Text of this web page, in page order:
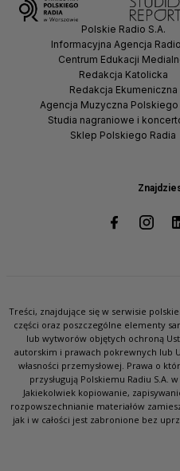
Polskie Radio S.A.
Informacyjna Agencja
Centrum Edukacji
Redakcja Katolicka
Redakcja Ekumeniczna
Agencja Muzyczna Polskiego
Studia nagraniowe i
Sklep Polskiego Radia
Treści, znajdujące się w serwisie
części oraz poszczególne elementy
lub wytworów objętych ochroną
autorskim i prawach pokrewnych lub
własności przemysłowej. Prawa o
przysługują Polskiemu Radiu
Jakiekolwiek kopiowanie,
rozpowszechnianie materiałów
jak i w całości jest zabronione bez